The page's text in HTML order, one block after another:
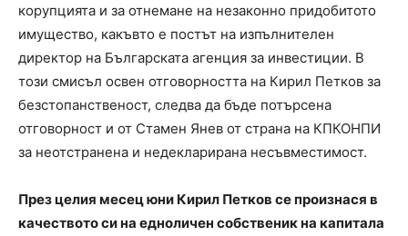
корупцията и за отнемане на незаконно придобитото
имущество, какъвто е постът на изпълнителен
директор на Българската агенция за инвестиции. В
този смисъл освен отговорността на Кирил Петков за
безстопанственост, следва да бъде потърсена
отговорност и от Стамен Янев от страна на КПКОНПИ
за неотстранена и недекларирана несъвместимост.
През целия месец юни Кирил Петков се произнася в
качеството си на едноличен собственик на капитала